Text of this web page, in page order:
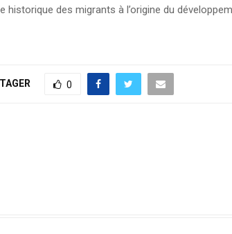
des migrants à l’origine du
0